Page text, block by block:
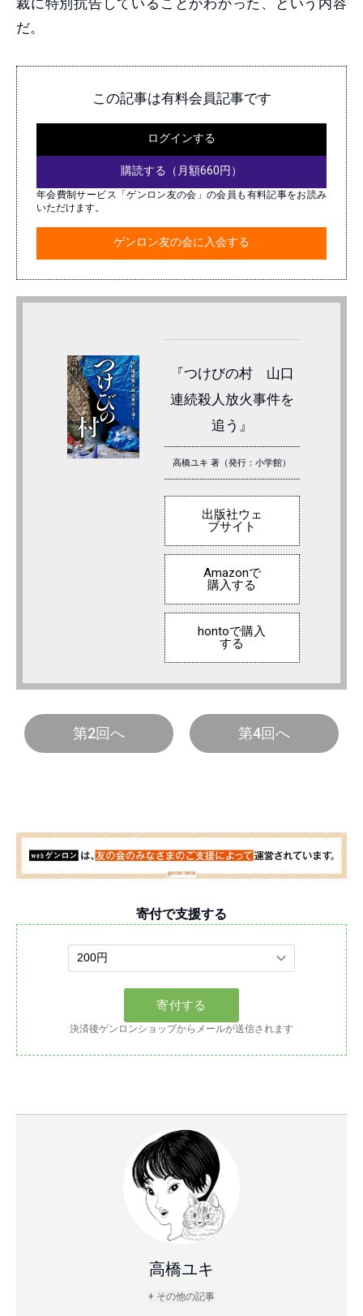
だ。
この記事は有料会員記事です
ログインする
購読する（月額660円）
年会費制サービス「ゲンロン友の会」の会員も有料記事をお読み
いただけます。
ゲンロン友の会に入会する
『つけびの村 山口
連続殺人放火事件を
追う』
高橋ユキ 著（発行：小学館）
出版社ウェ
ブサイト
Amazonで
購入する
hontoで購入
する
第2回へ 第4回へ
寄付で支援する
決済後ゲンロンショップからメールが送信されます
高橋ユキ
+ その他の記事